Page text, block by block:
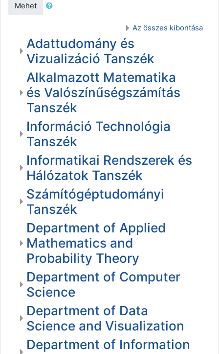
Mehet
Az összes kibontása
Adattudomány és
Vizualizáció Tanszék
Alkalmazott Matematika
és Valószínűségszámítás
Tanszék
Információ Technológia
Tanszék
Informatikai Rendszerek és
Hálózatok Tanszék
Számítógéptudományi
Tanszék
Department of Applied
Mathematics and
Probability Theory
Department of Computer
Science
Department of Data
Science and Visualization
Department of Information